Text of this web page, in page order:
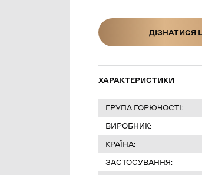
ДІЗНАТИСЯ
ХАРАКТЕРИСТИКИ
ГРУПА ГОРЮЧОСТІ:
ВИРОБНИК:
КРАЇНА:
ЗАСТОСУВАННЯ: